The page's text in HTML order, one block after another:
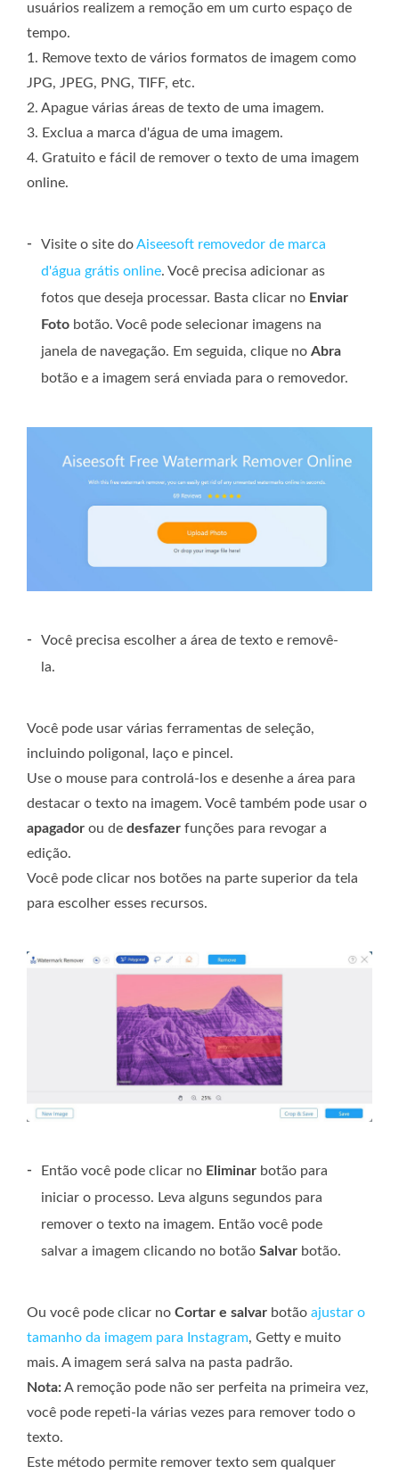
usuários realizem a remoção em um curto espaço de
tempo.
1. Remove texto de vários formatos de imagem como
JPG, JPEG, PNG, TIFF, etc.
2. Apague várias áreas de texto de uma imagem.
3. Exclua a marca d'água de uma imagem.
4. Gratuito e fácil de remover o texto de uma imagem
online.
- Visite o site doAiseesoft removedor de marca
d'água grátis online. Você precisa adicionar as
fotos que deseja processar. Basta clicar no Enviar
Foto botão. Você pode selecionar imagens na
janela de navegação. Em seguida, clique no Abra
botão e a imagem será enviada para o removedor.
-
Você precisa escolher a área de texto e removê-
la.
Você pode usar várias ferramentas de seleção,
incluindo poligonal, laço e pincel.
Use o mouse para controlá-los e desenhe a área para
destacar o texto na imagem. Você também pode usar o
apagador ou de desfazer funções para revogar a
edição.
Você pode clicar nos botões na parte superior da tela
para escolher esses recursos.
- Então você pode clicar no Eliminar botão para
iniciar o processo. Leva alguns segundos para
remover o texto na imagem. Então você pode
salvar a imagem clicando no botão Salvar botão.
Ou você pode clicar no Cortar e salvar botão ajustar o
tamanho da imagem para Instagram, Getty e muito
mais. A imagem será salva na pasta padrão.
Nota:A remoção pode não ser perfeita na primeira vez,
você pode repeti-la várias vezes para remover todo o
texto.
Este método permite remover texto sem qualquer